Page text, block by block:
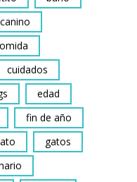
canino
cuidados
edad
fin de año
gatos